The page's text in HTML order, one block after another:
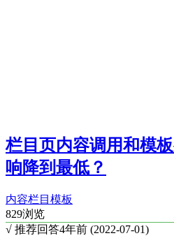
栏目页内容调用和模
响降到最低？
内容栏目 模板
829浏览
√ 推荐回答4年前 (2022-07-01)